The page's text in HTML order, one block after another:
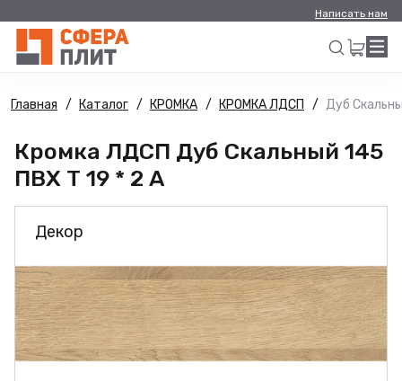
Написать нам
Искать
Главная Каталог КРОМКА КРОМКА ЛДСП Дуб
Кромка ЛДСП Дуб Скальный 145
ПВХ Т 19 * 2 А
Декор